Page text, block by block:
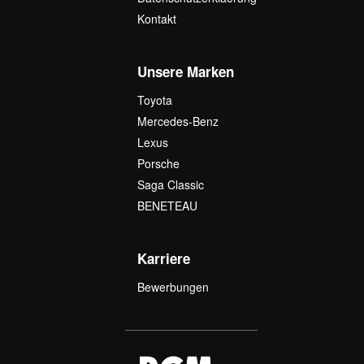
Kontakt
Unsere Marken
Toyota
Mercedes-Benz
Lexus
Porsche
Saga Classic
BENETEAU
Karriere
Bewerbungen